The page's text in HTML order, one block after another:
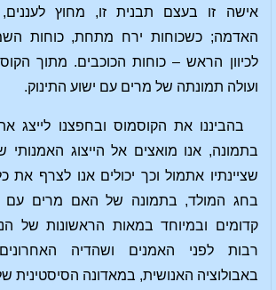
אישה זו בעצם תבנית זו, מחוץ
האדמה; כשכוחות ירח מתחת, כוחות
לכיוון הראש – כוחות הכוכבים. מתוך
ועולה תמונתה של מרים עם ישוע התינוק.
בהביננו את הקוסמוס ובחפצנו לייצג את
בתמונה, אנו מואצים אל הייצוג האמנותי
שציינתיו אתמול וכך יכולים אנו לצרף
בחג המולד, בתמונה של האם מרים עם
קדומים ובמיוחד במאות הראשונות של
רבות לפני האמנים ושהדיה
באבולוציה האנושית, במאדונה הסיסטינית